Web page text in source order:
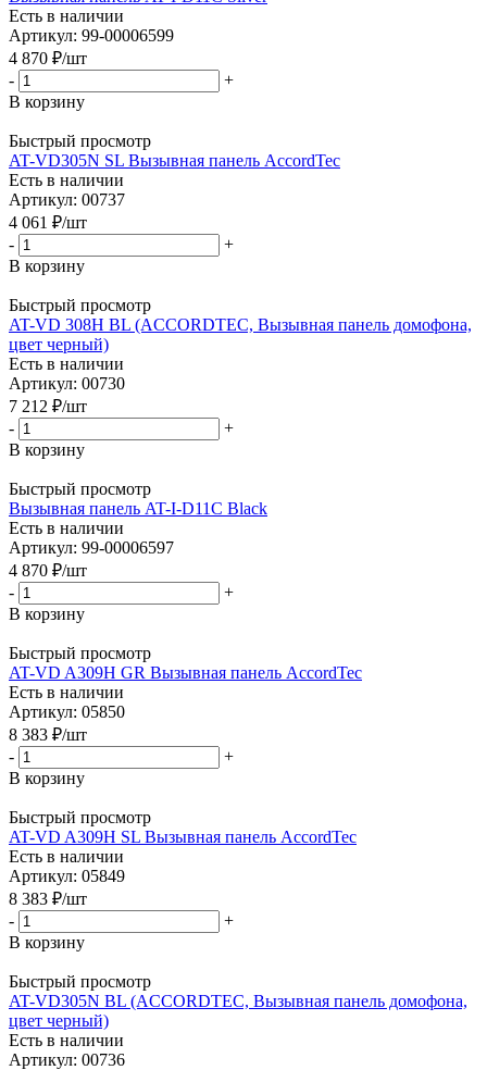
Есть в наличии
Артикул: 99-00006599
4 870 ₽/шт
-
+
В корзину
Быстрый просмотр
AT-VD305N SL Вызывная панель AccordTec
Есть в наличии
Артикул: 00737
4 061 ₽/шт
-
+
В корзину
Быстрый просмотр
AT-VD 308H BL (ACCORDTEC, Вызывная панель домофона,
цвет черный)
Есть в наличии
Артикул: 00730
7 212 ₽/шт
-
+
В корзину
Быстрый просмотр
Вызывная панель AT-I-D11C Black
Есть в наличии
Артикул: 99-00006597
4 870 ₽/шт
-
+
В корзину
Быстрый просмотр
AT-VD A309H GR Вызывная панель AccordTec
Есть в наличии
Артикул: 05850
8 383 ₽/шт
-
+
В корзину
Быстрый просмотр
AT-VD A309H SL Вызывная панель AccordTec
Есть в наличии
Артикул: 05849
8 383 ₽/шт
-
+
В корзину
Быстрый просмотр
AT-VD305N BL (ACCORDTEC, Вызывная панель домофона,
цвет черный)
Есть в наличии
Артикул: 00736